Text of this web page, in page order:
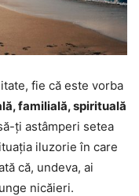
fie că este vorba
familială, spirituală
ți astâmperi setea
iluzorie în care
că, undeva, ai
nicăieri.